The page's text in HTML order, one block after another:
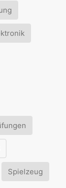
Spielzeug